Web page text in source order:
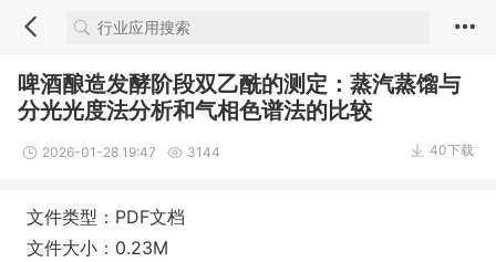
啤酒酿造发酵阶段双乙酰的测定：蒸汽蒸馏与
分光光度法分析和气相色谱法的比较
2026-01-28 19:47 3144 40下载
文件类型：PDF文档
文件大小：0.23M